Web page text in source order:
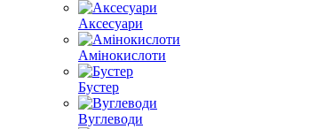
Аксесуари
Амінокислоти
Бустер
Вуглеводи